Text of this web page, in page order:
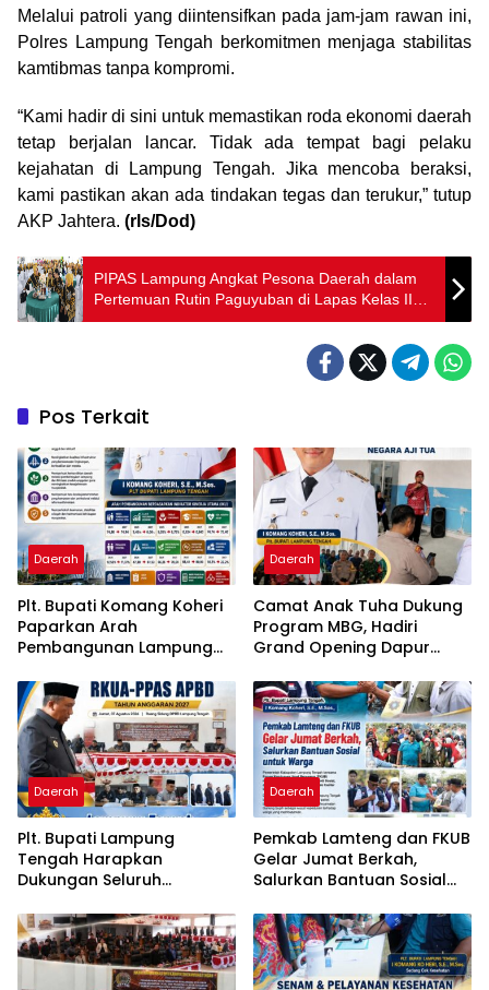
Melalui patroli yang diintensifkan pada jam-jam rawan ini,
Polres Lampung Tengah berkomitmen menjaga stabilitas
kamtibmas tanpa kompromi.
“Kami hadir di sini untuk memastikan roda ekonomi daerah
tetap berjalan lancar. Tidak ada tempat bagi pelaku
kejahatan di Lampung Tengah. Jika mencoba beraksi,
kami pastikan akan ada tindakan tegas dan terukur,” tutup
AKP Jahtera. (rls/Dod)
PIPAS Lampung Angkat Pesona Daerah dalam
Pertemuan Rutin Paguyuban di Lapas Kelas IIA
Kotabumi
Pos Terkait
Daerah
Plt. Bupati Komang Koheri
Paparkan Arah
Pembangunan Lampung
Ekonomi, Infrastruktur dan
Kesejahteraan
Daerah
Camat Anak Tuha Dukung
Program MBG, Hadiri
Grand Opening Dapur
Lampung Tengah
Daerah
Plt. Bupati Lampung
Tengah Harapkan
Dukungan Seluruh
RKUA-PPAS APBD Tahun
2027
Daerah
Pemkab Lamteng dan FKUB
Gelar Jumat Berkah,
Salurkan Bantuan Sosial